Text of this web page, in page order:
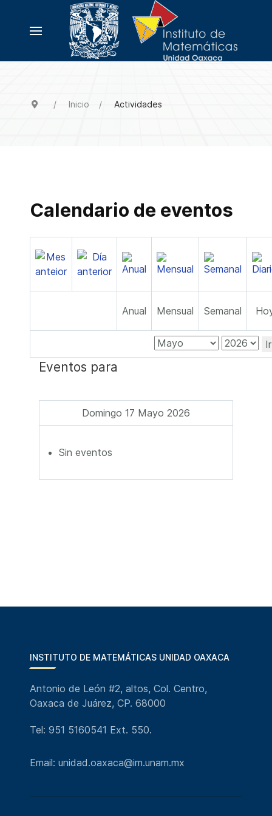
Inicio Actividades
Calendario de eventos
Anual Mensual Semanal
Eventos para
Domingo 17 Mayo 2026
Sin eventos
INSTITUTO DE MATEMÁTICAS UNIDAD OAXACA
Antonio de León #2, altos, Col. Centro,
Oaxaca de Juárez, CP. 68000
Tel: 951 5160541 Ext. 550.
Email: unidad.oaxaca@im.unam.mx